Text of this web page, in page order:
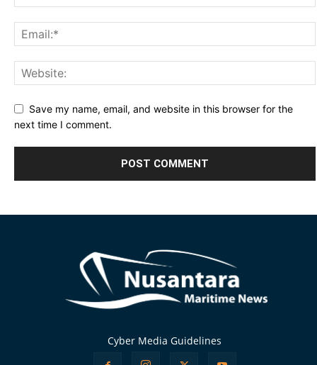
Save my name, email, and website in this browser for the
next time I comment.
Cyber Media Guidelines